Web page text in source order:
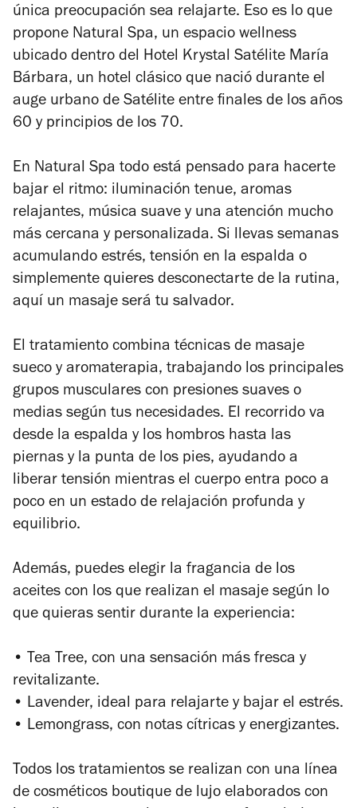
única preocupación sea relajarte. Eso es lo que
propone Natural Spa, un espacio wellness
ubicado dentro del Hotel Krystal Satélite María
Bárbara, un hotel clásico que nació durante el
auge urbano de Satélite entre finales de los años
60 y principios de los 70.
En Natural Spa todo está pensado para hacerte
bajar el ritmo: iluminación tenue, aromas
relajantes, música suave y una atención mucho
más cercana y personalizada. Si llevas semanas
acumulando estrés, tensión en la espalda o
simplemente quieres desconectarte de la rutina,
aquí un masaje será tu salvador.
El tratamiento combina técnicas de masaje
sueco y aromaterapia, trabajando los principales
grupos musculares con presiones suaves o
medias según tus necesidades. El recorrido va
desde la espalda y los hombros hasta las
piernas y la punta de los pies, ayudando a
liberar tensión mientras el cuerpo entra poco a
poco en un estado de relajación profunda y
equilibrio.
Además, puedes elegir la fragancia de los
aceites con los que realizan el masaje según lo
que quieras sentir durante la experiencia:
• Tea Tree, con una sensación más fresca y
revitalizante.
• Lavender, ideal para relajarte y bajar el estrés.
• Lemongrass, con notas cítricas y energizantes.
Todos los tratamientos se realizan con una línea
de cosméticos boutique de lujo elaborados con